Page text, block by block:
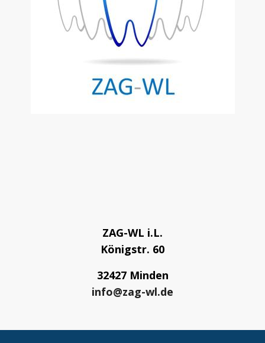
ZAG-WL i.L.
Königstr. 60
32427 Minden
info@zag-wl.de